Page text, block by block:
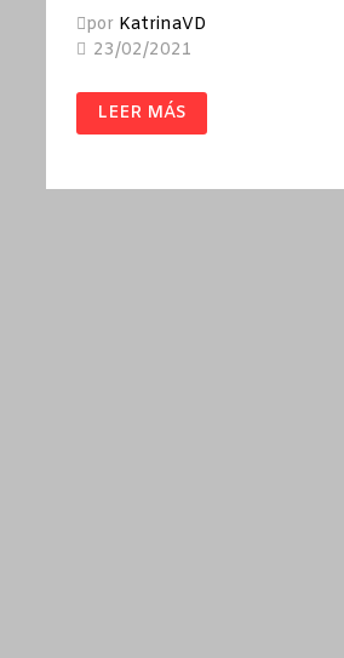
por KatrinaVD
23/02/2021
LA
DAMA
DE
/
LEER MÁS